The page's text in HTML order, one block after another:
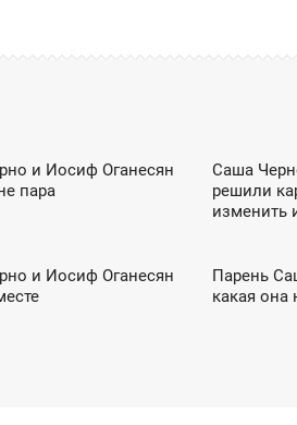
и Иосиф Оганесян
пара
Саша
решили
изменить
и Иосиф Оганесян07:39
Парень
какая она